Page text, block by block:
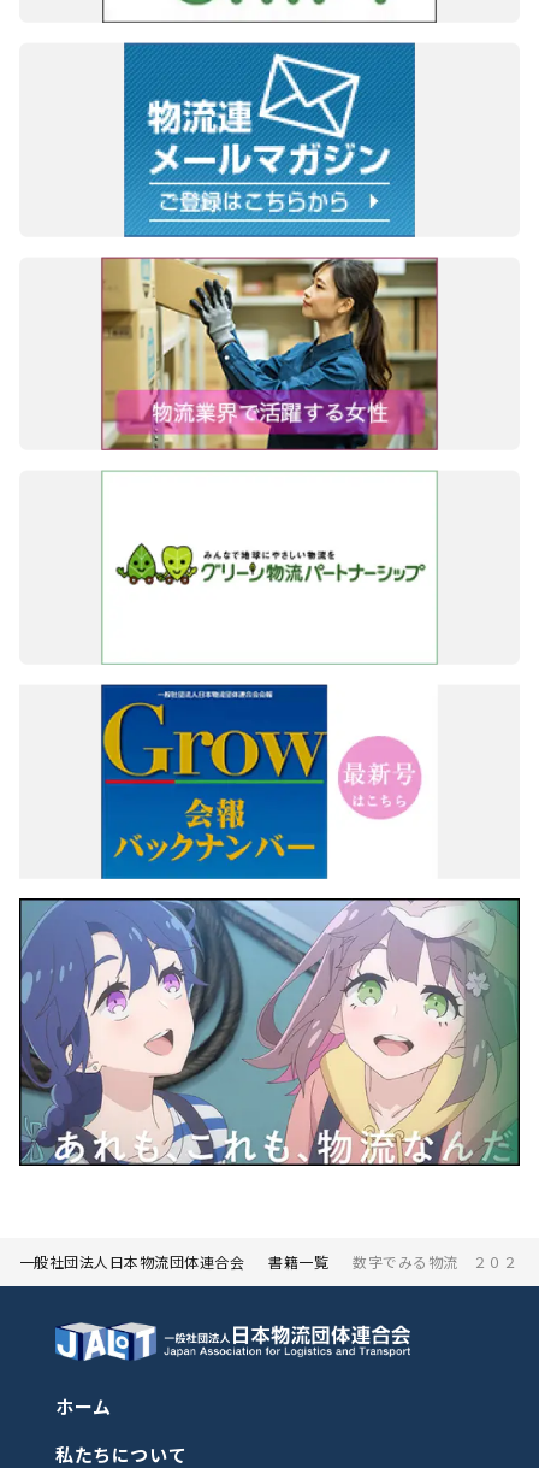
一般社団法人日本物流団体連合会 書籍一覧 数字でみる物流 ２０２４
ホーム
私たちについて